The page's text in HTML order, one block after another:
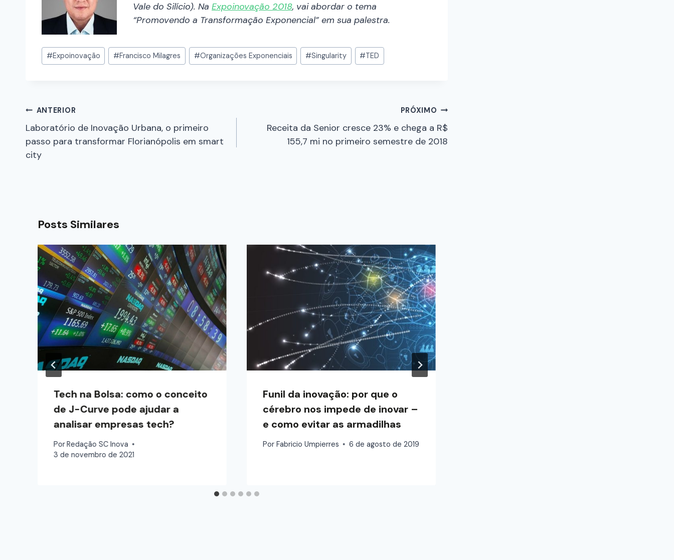
Vale do Silício). Na Expoinovação 2018, vai abordar o tema
“Promovendo a Transformação Exponencial” em sua palestra.
#Expoinovação #Francisco Milagres #Organizações Exponenciais #Singularity #TED
ANTERIOR
Laboratório de Inovação Urbana, o primeiro
passo para transformar Florianópolis em smart
city
PRÓXIMO
Receita da Senior cresce 23% e chega a R$
155,7 mi no primeiro semestre de 2018
Posts Similares
Tech na Bolsa: como o conceito
de J-Curve pode ajudar a
analisar empresas tech?
PorRedação SC Inova
3 de novembro de 2021
Funil da inovação: por que o
cérebro nos impede de inovar –
e como evitar as armadilhas
Por Fabricio Umpierres 6 de agosto de 2019